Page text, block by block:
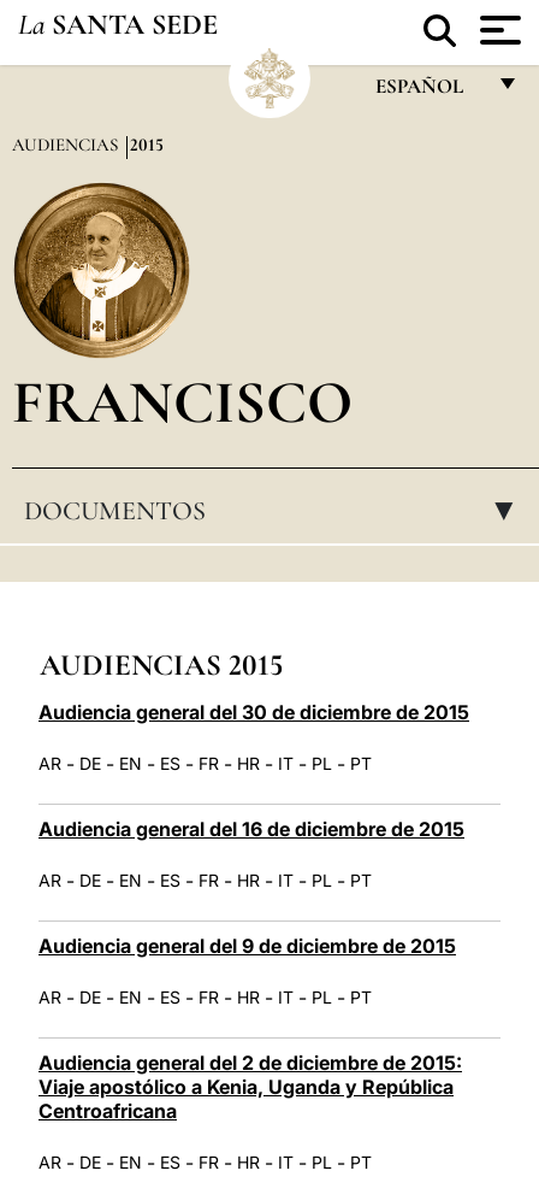
La SANTA SEDE
ESPAÑOL
العربيّة
AUDIENCIAS 2015
FRANCISCO
DOCUMENTOS ▸
AUDIENCIAS 2015
Audiencia general del 30 de diciembre de 2015
AR - DE - EN - ES - FR - HR - IT - PL - PT
Audiencia general del 16 de diciembre de 2015
AR - DE - EN - ES - FR - HR - IT - PL - PT
Audiencia general del 9 de diciembre de 2015
AR - DE - EN - ES - FR - HR - IT - PL - PT
Audiencia general del 2 de diciembre de 2015:
Viaje apostólico a Kenia, Uganda y República
Centroafricana
AR - DE - EN - ES - FR - HR - IT - PL - PT